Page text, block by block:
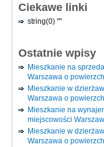
Ciekawe linki
string(0) ""
Ostatnie wpisy
Mieszkanie na
Warszawa o
Mieszkanie w
Warszawa o
Mieszkanie na
miejscowości
Mieszkanie w
Warszawa o